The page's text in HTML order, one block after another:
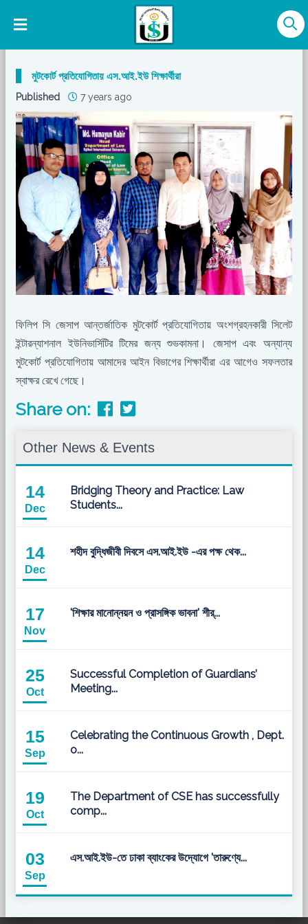
মুটকোর্ট প্রতিযোগিতায় এস.আই.ইউ শিক্ষার্থীরা
Published 7 years ago
ফিলিপ সি জেসাপ আন্তর্জাতিক মুটকোর্ট প্রতিযোগিতায় অংশগ্রহনকারী সিলেট
ইন্টারন্যাশনাল ইউনিভার্সিটির টিমের জন্য শুভকামনা। জেসাপ এবং অন্যান্য
মুটকোর্ট প্রতিযোগিতায় আমাদের আইন বিভাগের শিক্ষার্থীরা এর আগেও সফলতার
স্বাক্ষর রেখে গেছে।
Share on:
Other News & Events
14
Dec
Bridging Theory and Practice: Law
Students...
14
Dec
শহীদ বুদ্ধিজীবী দিবসে এস.আই.ইউ -এর পক্ষ থেক...
17
Nov
'শিক্ষার মানোন্নয়ন ও প্রাসঙ্গিক ভাবনা' শীর্...
25
Oct
Successful Completion of Guardians’
Meeting...
15
Sep
Celebrating the Continuous Growth , Dept.
o...
19
Oct
The Department of CSE has successfully
comp...
03
Sep
এস.আই.ইউ-তে ঢাকা ব্যাংকের উদ্যোগে 'তারুণ্যে...